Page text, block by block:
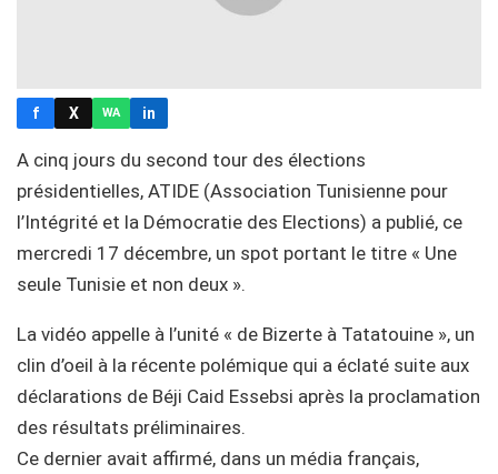
f X WA in
A cinq jours du second tour des élections
présidentielles, ATIDE (Association Tunisienne pour
l’Intégrité et la Démocratie des Elections) a publié, ce
mercredi 17 décembre, un spot portant le titre « Une
seule Tunisie et non deux ».
La vidéo appelle à l’unité « de Bizerte à Tatatouine », un
clin d’oeil à la récente polémique qui a éclaté suite aux
déclarations de Béji Caid Essebsi après la proclamation
des résultats préliminaires.
Ce dernier avait affirmé, dans un média français,